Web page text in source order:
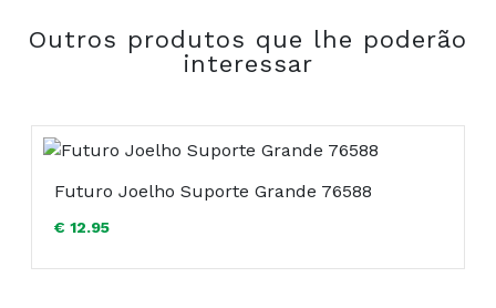
Outros produtos que lhe poderão
interessar
Futuro Joelho Suporte Grande 76588
€ 12.95